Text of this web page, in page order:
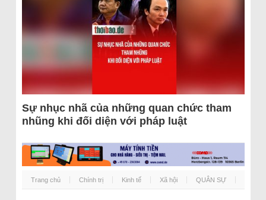
Sự nhục nhã của những quan chức tham
nhũng khi đối diện với pháp luật
Trang chủ Chính trị Kinh tế Xã hội QUÂN SỰ